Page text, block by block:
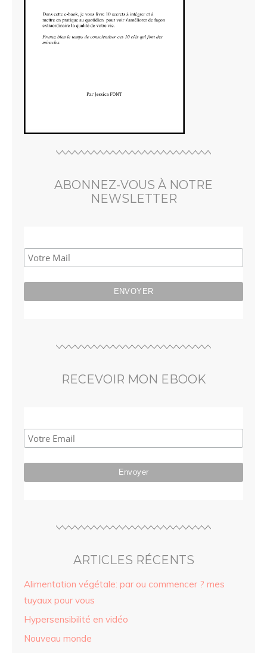
ABONNEZ-VOUS À NOTRE
NEWSLETTER
RECEVOIR MON EBOOK
ARTICLES RÉCENTS
Alimentation végétale: par ou commencer ? mes
tuyaux pour vous
Hypersensibilité en vidéo
Nouveau monde